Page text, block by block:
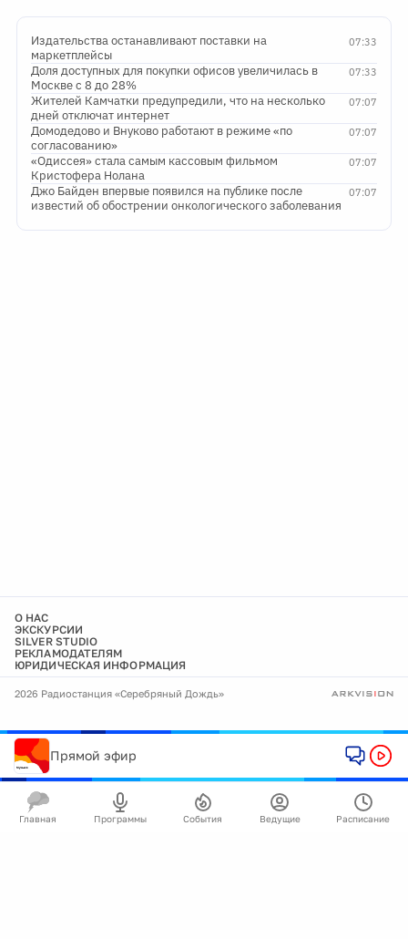
07:33
Издательства останавливают поставки на
маркетплейсы
07:33
Доля доступных для покупки офисов увеличилась в
Москве с 8 до 28%
07:07
Жителей Камчатки предупредили, что на несколько
дней отключат интернет
07:07
Домодедово и Внуково работают в режиме «по
согласованию»
07:07
«Одиссея» стала самым кассовым фильмом
Кристофера Нолана
07:07
Джо Байден впервые появился на публике после
известий об обострении онкологического заболевания
О НАС
ЭКСКУРСИИ
SILVER STUDIO
РЕКЛАМОДАТЕЛЯМ
ЮРИДИЧЕСКАЯ ИНФОРМАЦИЯ
2026 Радиостанция «Серебряный Дождь»
Прямой эфир
Главная Программы События Ведущие Расписание